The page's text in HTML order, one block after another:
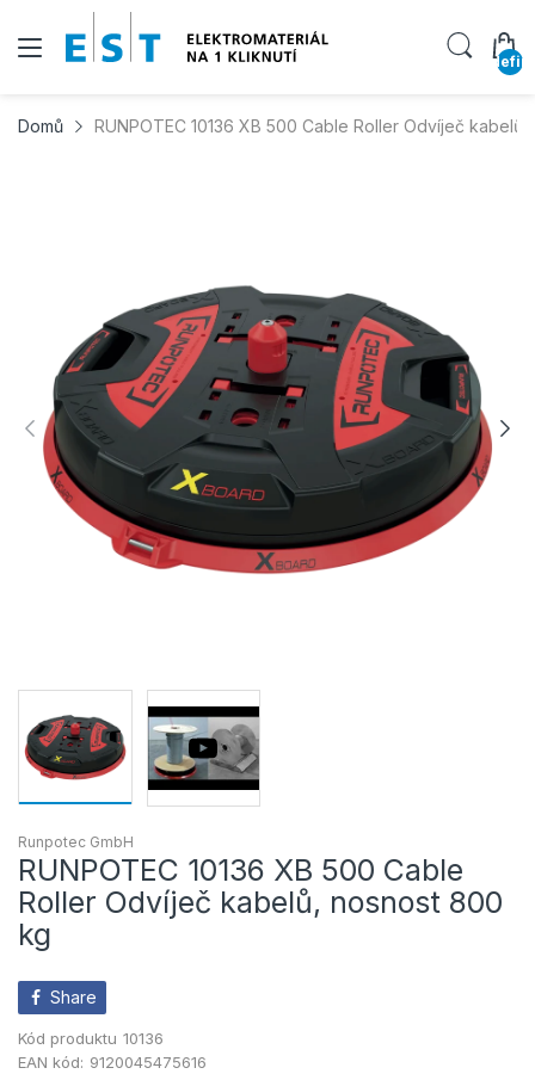
Domů RUNPOTEC 10136 XB 500 Cable Roller Odvíječ
Runpotec GmbH
RUNPOTEC 10136 XB 500 Cable
Roller Odvíječ kabelů, nosnost 800
kg
Share
Kód produktu 10136
EAN kód: 9120045475616